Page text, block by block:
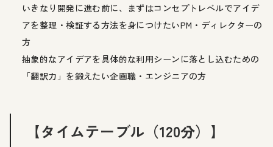
いきなり開発に進む前に、まずはコンセプトレベルでアイデ
アを整理・検証する方法を身につけたいPM・ディレクターの
方
抽象的なアイデアを具体的な利用シーンに落とし込むための
「翻訳力」を鍛えたい企画職・エンジニアの方
【タイムテーブル（120分）】